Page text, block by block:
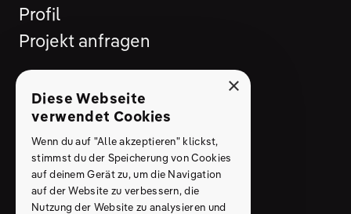
Profil
Projekt anfragen
Folg mir
Instagram
×
Diese Webseite
verwendet Cookies
Wenn du auf "Alle akzeptieren" klickst,
stimmst du der Speicherung von Cookies
auf deinem Gerät zu, um die Navigation
auf der Website zu verbessern, die
Nutzung der Website zu analysieren und